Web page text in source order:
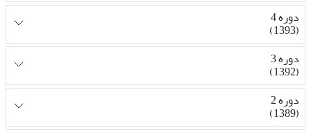
دوره 4
(1393)
دوره 3
(1392)
دوره 2
(1389)